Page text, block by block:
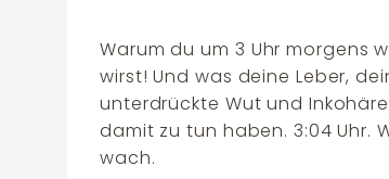
Warum du um 3 Uhr morgens
wirst! Und was deine Leber,
unterdrückte Wut und
damit zu tun haben. 3:04 Uhr.
wach.